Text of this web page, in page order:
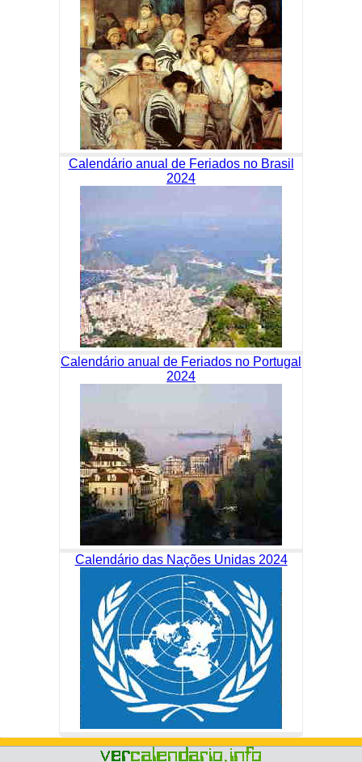
Calendário anual de Feriados no Brasil
2024
Calendário anual de Feriados no Portugal
2024
Calendário das Nações Unidas 2024